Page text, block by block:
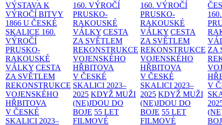
VÝSTAVA K
VÝROČÍ BITVY
1866 U ČESKÉ
SKALICE 160.
VÝROČÍ
PRUSKO-
RAKOUSKÉ
VÁLKY CESTA
ZA SVĚTLEM
REKONSTRUKCE
VOJENSKÉHO
HŘBITOVA
V ČESKÉ
SKALICI 2023–
160. VÝROČÍ
PRUSKO-
RAKOUSKÉ
VÁLKY CESTA
ZA SVĚTLEM
REKONSTRUKCE
VOJENSKÉHO
HŘBITOVA
V ČESKÉ
SKALICI 2023–
2025 KDYŽ MUŽI
(NE)JDOU DO
BOJE 55 LET
FILMOVÉ
160. VÝROČÍ
PRUSKO-
RAKOUSKÉ
VÁLKY CESTA
ZA SVĚTLEM
REKONSTRUKCE
VOJENSKÉHO
HŘBITOVA
V ČESKÉ
SKALICI 2023–
2025 KDYŽ MUŽI
(NE)JDOU DO
BOJE 55 LET
FILMOVÉ
ZA
V